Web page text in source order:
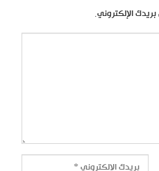
الإلكتروني.